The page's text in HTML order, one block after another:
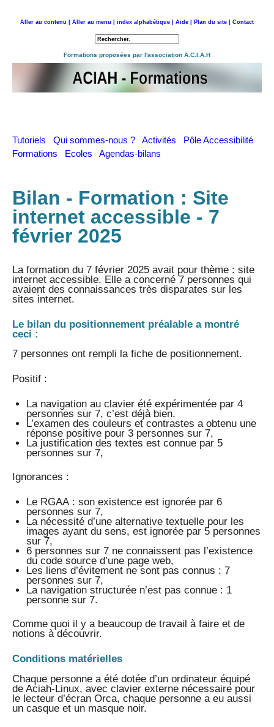
Aller au contenu | Aller au menu | index alphabétique | Aide | Plan du site | Contact
Formations proposées par l'association A.C.I.A.H
Tutoriels Qui sommes-nous ? Activités Pôle Accessibilité
Formations Ecoles Agendas-bilans
Bilan - Formation : Site
internet accessible - 7
février 2025
La formation du 7 février 2025 avait pour thème : site
internet accessible. Elle a concerné 7 personnes qui
avaient des connaissances très disparates sur les
sites internet.
Le bilan du positionnement préalable a montré
ceci :
7 personnes ont rempli la fiche de positionnement.
Positif :
La navigation au clavier été expérimentée par 4
personnes sur 7, c’est déjà bien.
L’examen des couleurs et contrastes a obtenu une
réponse positive pour 3 personnes sur 7,
La justification des textes est connue par 5
personnes sur 7,
Ignorances :
Le RGAA : son existence est ignorée par 6
personnes sur 7,
La nécessité d’une alternative textuelle pour les
images ayant du sens, est ignorée par 5 personnes
sur 7,
6 personnes sur 7 ne connaissent pas l’existence
du code source d’une page web,
Les liens d’évitement ne sont pas connus : 7
personnes sur 7,
La navigation structurée n’est pas connue : 1
personne sur 7.
Comme quoi il y a beaucoup de travail à faire et de
notions à découvrir.
Conditions matérielles
Chaque personne a été dotée d’un ordinateur équipé
de Aciah-Linux, avec clavier externe nécessaire pour
le lecteur d’écran Orca, chaque personne a eu aussi
un casque et un masque noir.